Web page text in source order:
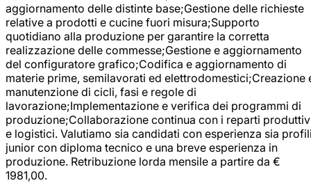
aggiornamento delle distinte base;Gestione delle richieste
relative a prodotti e cucine fuori misura;Supporto
quotidiano alla produzione per garantire la corretta
realizzazione delle commesse;Gestione e aggiornamento
del configuratore grafico;Codifica e aggiornamento di
materie prime, semilavorati ed elettrodomestici;Creazione
manutenzione di cicli, fasi e regole di
lavorazione;Implementazione e verifica dei programmi di
produzione;Collaborazione continua con i reparti
e logistici. Valutiamo sia candidati con esperienza sia
junior con diploma tecnico e una breve esperienza in
produzione. Retribuzione lorda mensile a partire da €
1981,00.